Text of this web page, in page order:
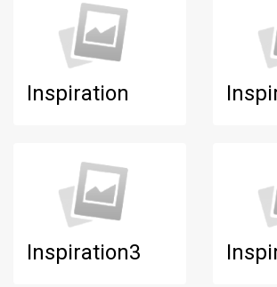
Inspiration
Inspiration3